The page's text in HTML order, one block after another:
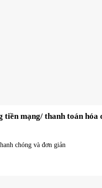
tiền mạng/ thanh toán hóa
chóng và đơn giản